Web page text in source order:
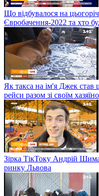
Що відбувалося на
Євробачення-2022 та хто
Як такса на ім'я Джек став
рейси разом зі своїм
Зірка ТікТоку Андрій
ринку Львова